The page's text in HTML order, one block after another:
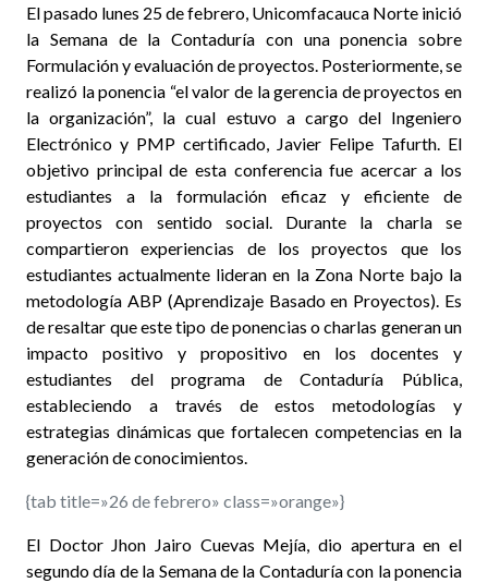
El pasado lunes 25 de febrero, Unicomfacauca Norte inició
la Semana de la Contaduría con una ponencia sobre
Formulación y evaluación de proyectos. Posteriormente, se
realizó la ponencia “el valor de la gerencia de proyectos en
la organización”, la cual estuvo a cargo del Ingeniero
Electrónico y PMP certificado, Javier Felipe Tafurth. El
objetivo principal de esta conferencia fue acercar a los
estudiantes a la formulación eficaz y eficiente de
proyectos con sentido social. Durante la charla se
compartieron experiencias de los proyectos que los
estudiantes actualmente lideran en la Zona Norte bajo la
metodología ABP (Aprendizaje Basado en Proyectos). Es
de resaltar que este tipo de ponencias o charlas generan un
impacto positivo y propositivo en los docentes y
estudiantes del programa de Contaduría Pública,
estableciendo a través de estos metodologías y
estrategias dinámicas que fortalecen competencias en la
generación de conocimientos.
{tab title=»26 de febrero» class=»orange»}
El Doctor Jhon Jairo Cuevas Mejía, dio apertura en el
segundo día de la Semana de la Contaduría con la ponencia